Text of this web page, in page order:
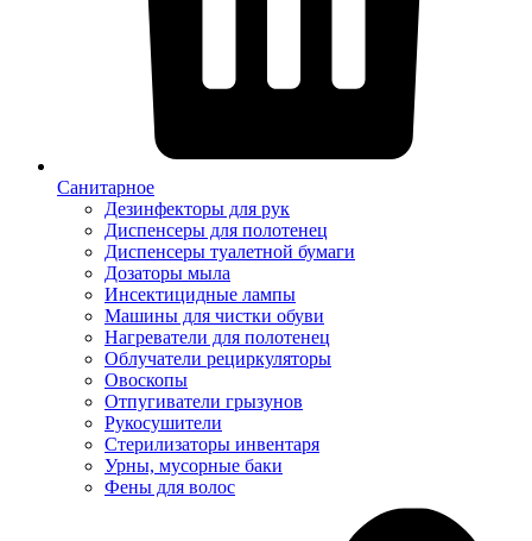
Санитарное
Дезинфекторы для рук
Диспенсеры для полотенец
Диспенсеры туалетной бумаги
Дозаторы мыла
Инсектицидные лампы
Машины для чистки обуви
Нагреватели для полотенец
Облучатели рециркуляторы
Овоскопы
Отпугиватели грызунов
Рукосушители
Стерилизаторы инвентаря
Урны, мусорные баки
Фены для волос